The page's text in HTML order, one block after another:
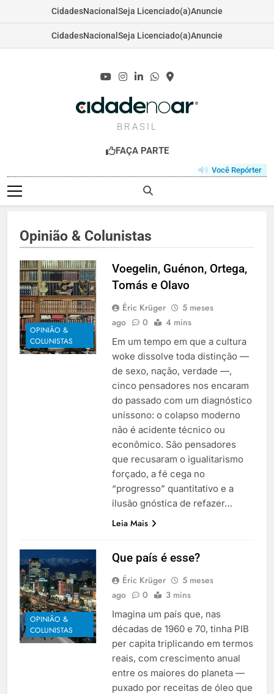
CidadesNacional Seja Licenciado(a)Anuncie
CidadesNacional Seja Licenciado(a)Anuncie
BRASIL
FAÇA PARTE
Você Repórter
Opinião & Colunistas
OPINIÃO &
COLUNISTAS
Voegelin, Guénon, Ortega,
Tomás e Olavo
Éric Krüger
5 meses
ago
0 4 mins
Em um tempo em que a cultura
woke dissolve toda distinção —
de sexo, nação, verdade —,
cinco pensadores nos encaram
do passado com um diagnóstico
uníssono: o colapso moderno
não é acidente técnico ou
econômico. São pensadores
que recusaram o igualitarismo
forçado, a fé cega no
“progresso” quantitativo e a
ilusão gnóstica de refazer…
Leia Mais
OPINIÃO &
COLUNISTAS
Que país é esse?
Éric Krüger
5 meses
ago
0 3 mins
Imagina um país que, nas
décadas de 1960 e 70, tinha PIB
per capita triplicando em termos
reais, com crescimento anual
entre os maiores do planeta —
puxado por receitas de óleo que